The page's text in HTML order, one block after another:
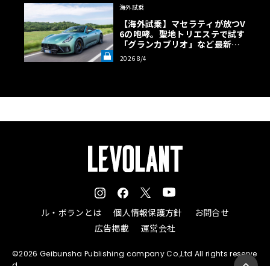
海外試乗
【海外試乗】マセラティが放つV
6の咆哮。聖地トリエステで試す
「グランカブリオ」など最新ト
ロフェオ3台の官能評価《LE VO
LANT LAB》
2026 8/4
ル・ボランとは 個人情報保護方針
お問合せ
広告掲載
運営会社
©2026 Geibunsha Publishing company Co.,Ltd All rights reserve